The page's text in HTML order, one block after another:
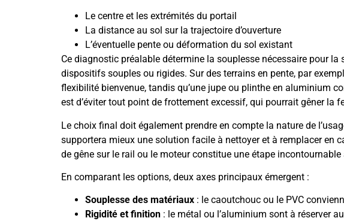
Le centre et les extrémités du portail
La distance au sol sur la trajectoire d’ouverture
L’éventuelle pente ou déformation du sol existant
Ce diagnostic préalable détermine la souplesse nécessaire pour
dispositifs souples ou rigides. Sur des terrains en pente, par
flexibilité bienvenue, tandis qu’une jupe ou plinthe en aluminium
est d’éviter tout point de frottement excessif, qui pourrait gêner la
Le choix final doit également prendre en compte la nature de
supportera mieux une solution facile à nettoyer et à remplacer en
de gêne sur le rail ou le moteur constitue une étape incontournable
En comparant les options, deux axes principaux émergent :
Souplesse des matériaux : le caoutchouc ou le PVC
Rigidité et finition : le métal ou l’aluminium sont à réserver